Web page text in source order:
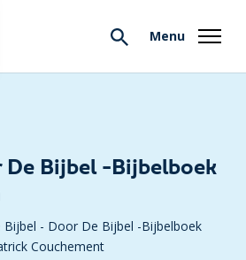
Menu
De Bijbel -Bijbelboek
Bijbel - Door De Bijbel -Bijbelboek
Couchement